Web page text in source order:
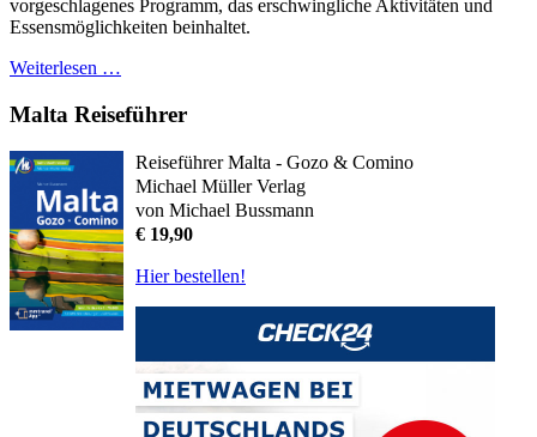
vorgeschlagenes Programm, das erschwingliche Aktivitäten und
Essensmöglichkeiten beinhaltet.
Weiterlesen …
Malta Reiseführer
Reiseführer Malta - Gozo & Comino
Michael Müller Verlag
von Michael Bussmann
€ 19,90
Hier bestellen!